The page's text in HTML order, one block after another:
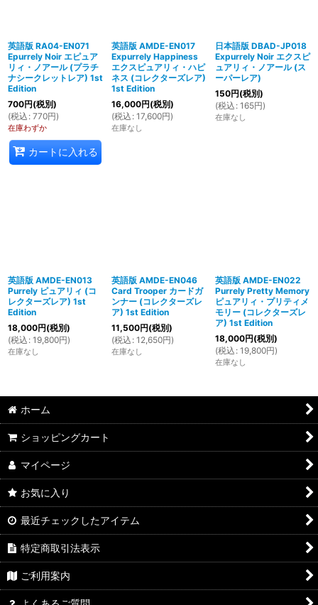
英語版 RA04-EN071
Epurrely Noir エピュア
リィ・ノアール (プラチ
ナシークレットレア) 1st
Edition
700円(税別)
(税込 : 770円)
在庫わずか
カートに入れる
英語版 AMDE-EN017
Expurrely Happiness
エクスピュアリィ・ハピ
ネス (コレクターズレア)
1st Edition
16,000円(税別)
(税込 : 17,600円)
在庫なし
日本語版 DBAD-JP018
Expurrely Noir エクスピ
ュアリィ・ノアール (ス
ーパーレア)
150円(税別)
(税込 : 165円)
在庫なし
英語版 AMDE-EN013
Purrely ピュアリィ (コ
レクターズレア) 1st
Edition
18,000円(税別)
(税込 : 19,800円)
在庫なし
英語版 AMDE-EN046
Card Trooper カードガ
ンナー (コレクターズレ
ア) 1st Edition
11,500円(税別)
(税込 : 12,650円)
在庫なし
英語版 AMDE-EN022
Purrely Pretty Memory
ピュアリィ・プリティメ
モリー (コレクターズレ
ア) 1st Edition
18,000円(税別)
(税込 : 19,800円)
在庫なし
ホーム
ショッピングカート
マイページ
お気に入り
最近チェックしたアイテム
特定商取引法表示
ご利用案内